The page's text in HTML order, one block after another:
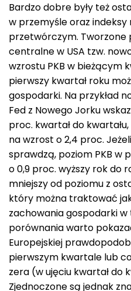
Bardzo dobre były też
w przemyśle oraz
przetwórczym. Tworzone
centralne w USA tzw.
wzrostu PKB w bieżącym
pierwszy kwartał roku
gospodarki. Na przykład
Fed z Nowego Jorku
proc. kwartał do
na wzrost o 2,4 proc.
sprawdzą, poziom PKB w
o 0,9 proc. wyższy rok do
mniejszy od poziomu z
który można traktować
zachowania gospodarki
porównania warto
Europejskiej
pierwszym kwartale lub
zera (w ujęciu kwartał do
Zjednoczone są jednak